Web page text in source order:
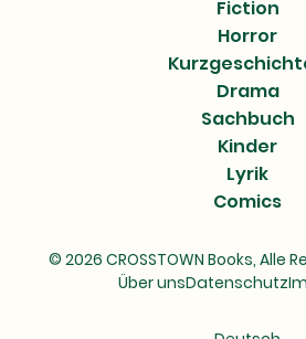
Fiction
Horror
Drama
Sachbuch
Kinder
Lyrik
Comics
© 2026 CROSSTOWN Books, Alle
Über unsDatenschutz